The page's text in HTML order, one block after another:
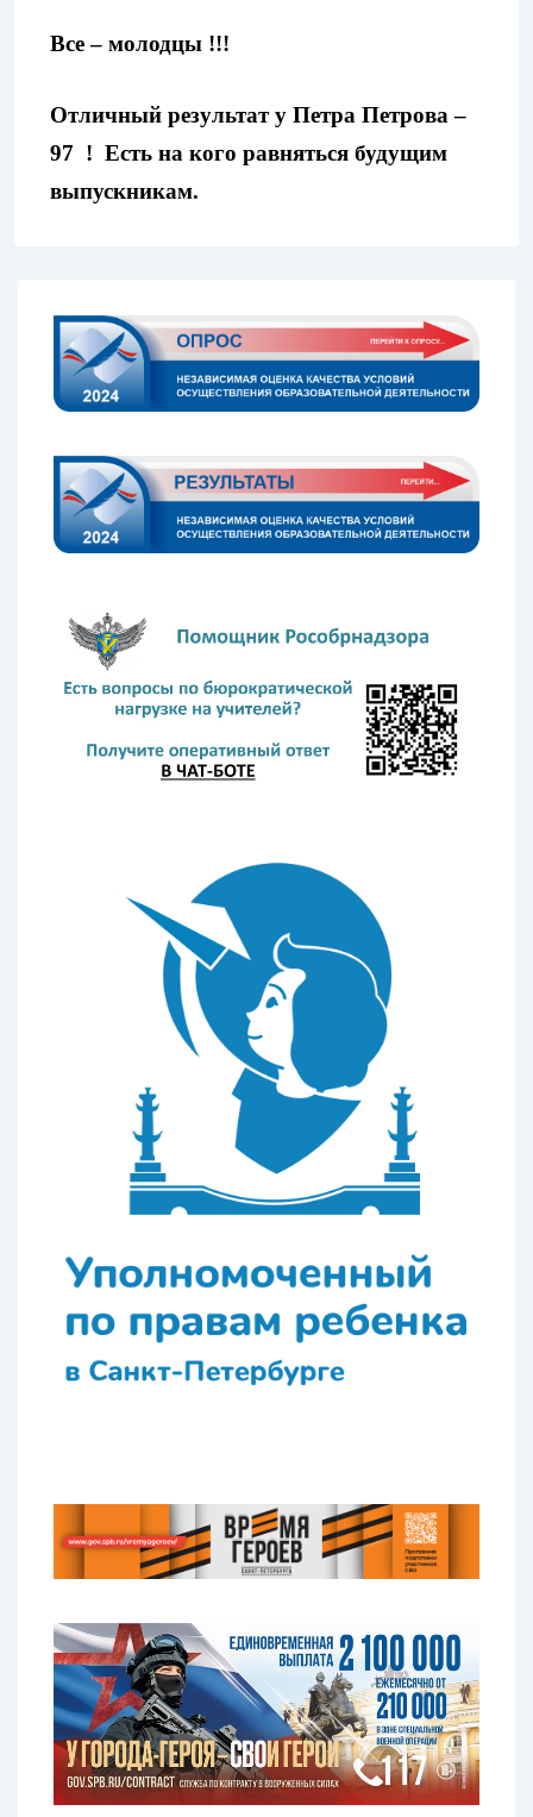
Все – молодцы !!!
Отличный результат у Петра Петрова –
97 ! Есть на кого равняться будущим
выпускникам.